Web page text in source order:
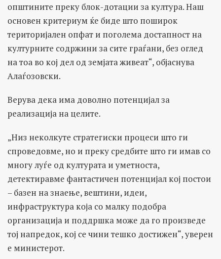
општините преку блок-дотации за култура. Наш
основен критериум ќе биде што поширок
територијален опфат и поголема достапност на
културните содржини за сите граѓани, без оглед
на тоа во кој дел од земјата живеат“, објаснува
Алаѓозовски.
Верува дека има доволно потенцијал за
реализација на целите.
„Низ неколкуте стратегиски процеси што ги
спроведовме, но и преку средбите што ги имав со
многу луѓе од културата и уметноста,
детектиравме фантастичен потенцијал кој постои
– базен на знаење, вештини, идеи,
инфраструктура која со малку подобра
организација и поддршка може да го произведе
тој напредок, кој се чини тешко достижен“, уверен
е министерот.